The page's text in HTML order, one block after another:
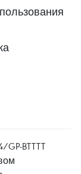
BTTTT